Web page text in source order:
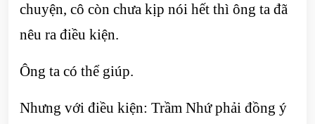
chuyện, cô còn chưa kịp nói hết thì ông ta đã
nêu ra điều kiện.
Ông ta có thể giúp.
Nhưng với điều kiện: Trầm Nhứ phải đồng ý